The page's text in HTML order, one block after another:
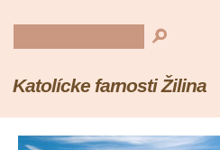
Katolícke farnosti Žilina